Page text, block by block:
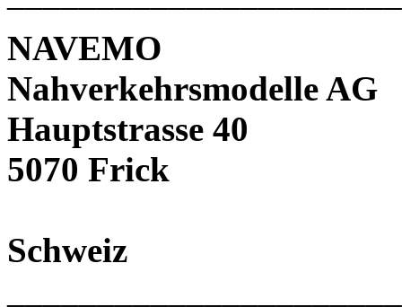
NAVEMO
Nahverkehrsmodelle AG
Hauptstrasse 40
5070 Frick
Schweiz